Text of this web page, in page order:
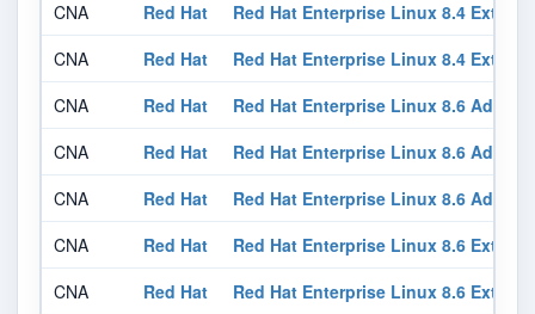
CNA Red Hat
Red Hat Enterprise Linux 8.4
CNA
Red Hat
Red Hat Enterprise Linux 8.4
CNA
Red Hat
Red Hat Enterprise Linux 8.6
CNA
Red Hat
Red Hat Enterprise Linux 8.6
CNA
Red Hat
Red Hat Enterprise Linux 8.6
CNA
Red Hat
Red Hat Enterprise Linux 8.6
CNA
Red Hat
Red Hat Enterprise Linux 8.6